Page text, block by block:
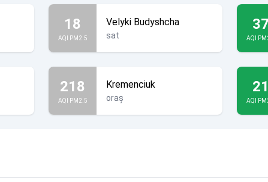
18
AQI PM2.5
Velyki Budyshcha
sat
37
AQI
218
AQI PM2.5
Kremenciuk
oraș
21
AQI